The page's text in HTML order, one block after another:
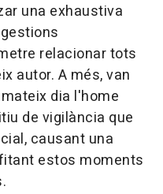
una exhaustiva
relacionar tots
autor. A més, van
dia l'home
de vigilància que
causant una
estos moments